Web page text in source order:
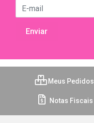
Meus Pedidos
Notas Fiscais